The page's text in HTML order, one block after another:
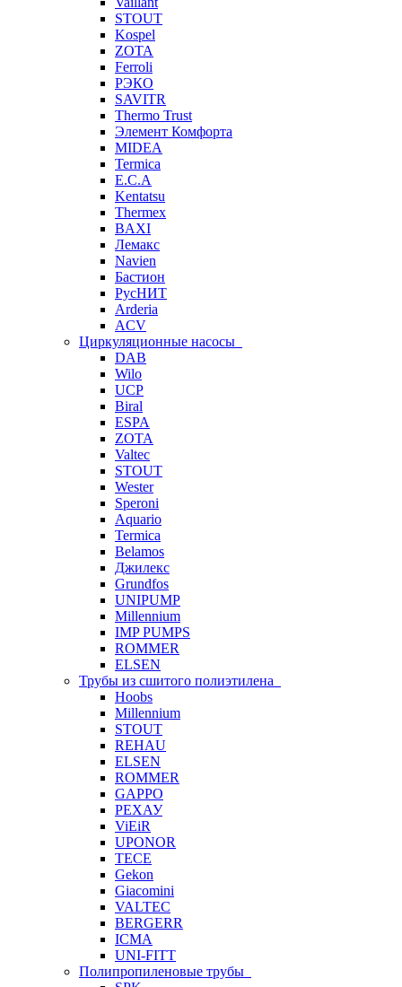
STOUT
Kospel
ZOTA
Ferroli
РЭКО
SAVITR
Thermo Trust
Элемент Комфорта
MIDEA
Termica
E.C.A
Kentatsu
Thermex
BAXI
Лемакс
Navien
Бастион
РусНИТ
Arderia
ACV
Циркуляционные насосы
DAB
Wilo
UCP
Biral
ESPA
ZOTA
Valtec
STOUT
Wester
Speroni
Aquario
Termica
Belamos
Джилекс
Grundfos
UNIPUMP
Millennium
IMP PUMPS
ROMMER
ELSEN
Трубы из сшитого полиэтилена
Hoobs
Millennium
STOUT
REHAU
ELSEN
ROMMER
GAPPO
РЕХАУ
ViEiR
UPONOR
TECE
Gekon
Giacomini
VALTEC
BERGERR
ICMA
UNI-FITT
Полипропиленовые трубы